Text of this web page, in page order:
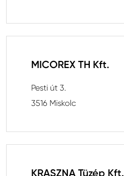
MICOREX TH Kft.
Pesti út 3.
3516 Miskolc
KRASZNA Tüzép Kft.